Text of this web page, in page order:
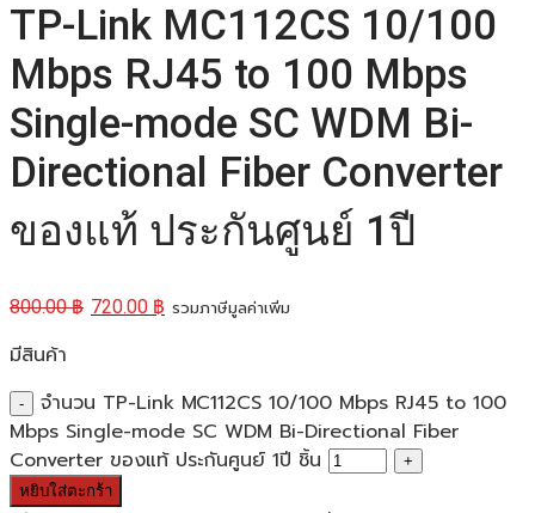
TP-Link MC112CS 10/100
Mbps RJ45 to 100 Mbps
Single-mode SC WDM Bi-
Directional Fiber Converter
ของแท้ ประกันศูนย์ 1ปี
800.00฿ 720.00 ฿ รวมภาษีมูลค่าเพิ่ม
มีสินค้า
จำนวน TP-Link MC112CS 10/100 Mbps RJ45 to 100
Mbps Single-mode SC WDM Bi-Directional Fiber
Converter ของแท้ ประกันศูนย์ 1ปี ชิ้น
หยิบใส่ตะกร้า